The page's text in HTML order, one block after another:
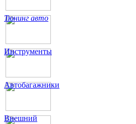
Тюнинг авто
Инструменты
Автобагажники
Внешний